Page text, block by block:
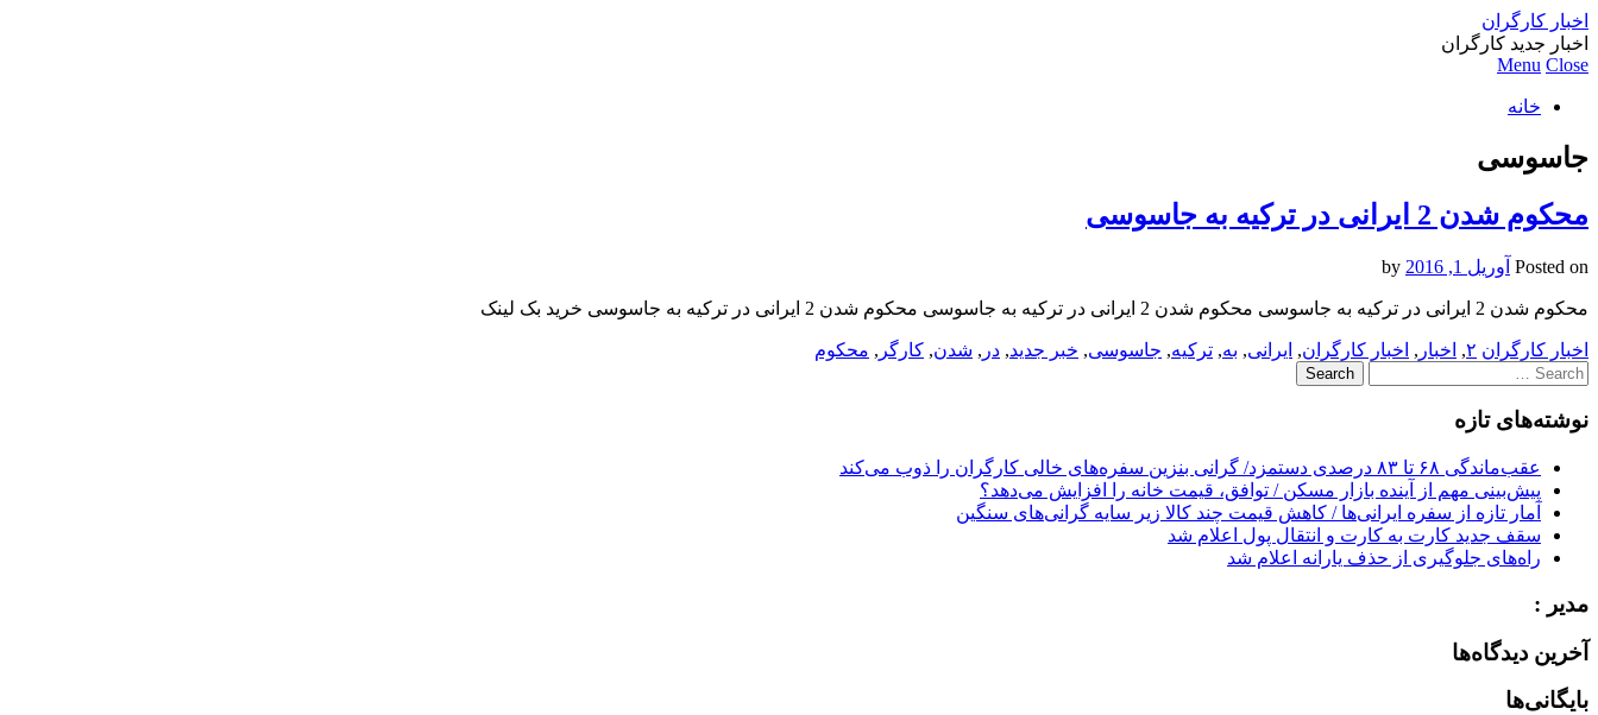
اخبار کارگران
اخبار جدید کارگران
Menu Close
خانه
جاسوسی
محکوم شدن 2 ایرانی در ترکیه به جاسوسی
Posted on آوریل 1, 2016
محکوم شدن 2 ایرانی در ترکیه به جاسوسی محکوم شدن 2 ایرانی در ترکیه به جاسوسی محکوم شدن 2 ایرانی در ترکیه به جاسوسی خرید بک لینک
اخبار کارگران ۲, اخبار , اخبار کارگران, ایرانی, به, ترکیه, جاسوسی, خبر جدید, در , شدن, کارگر , محکوم
Search
for:
نوشته‌های تازه
عقب‌ماندگی ۶۸ تا ۸۳ درصدی دستمزد/ گرانی بنزین سفره‌های خالی کارگران را ذوب می‌کند
پیش‌بینی مهم از آینده بازار مسکن / توافق، قیمت خانه را افزایش می‌دهد؟
آمار تازه از سفره ایرانی‌ها / کاهش قیمت چند کالا زیر سایه گرانی‌های سنگین
سقف جدید کارت به کارت و انتقال پول اعلام شد
راه‌های جلوگیری از حذف یارانه اعلام شد
مدیر :
آخرین دیدگاه‌ها
بایگانی‌ها